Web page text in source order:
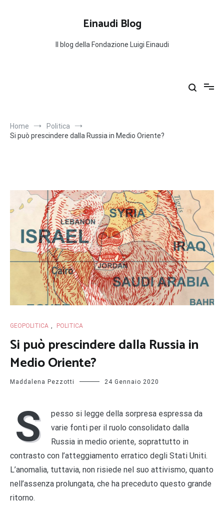
Einaudi Blog
Il blog della Fondazione Luigi Einaudi
Home
Politica
Si può prescindere dalla Russia in Medio Oriente?
GEOPOLITICA POLITICA
Si può prescindere dalla Russia in
Medio Oriente?
Maddalena Pezzotti 24 Gennaio 2020
S
pesso si legge della sorpresa espressa da
varie fonti per il ruolo consolidato dalla
Russia in medio oriente, soprattutto in
contrasto con l’atteggiamento erratico degli Stati Uniti.
L’anomalia, tuttavia, non risiede nel suo attivismo, quanto
nell’assenza prolungata, che ha preceduto questo grande
ritorno.